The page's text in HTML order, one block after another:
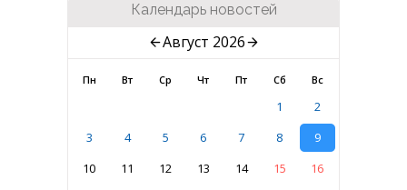
Календарь новостей
Август 2026
Пн Вт Ср Чт Пт Сб Вс
1
2
3
4 5 6 7 8
9
10
11 12 13 14 15
16